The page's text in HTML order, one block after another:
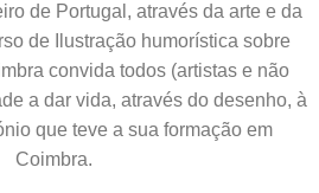
de Portugal, através da arte e da
de Ilustração humorística sobre
convida todos (artistas e não
a dar vida, através do desenho, à
que teve a sua formação em
Coimbra.